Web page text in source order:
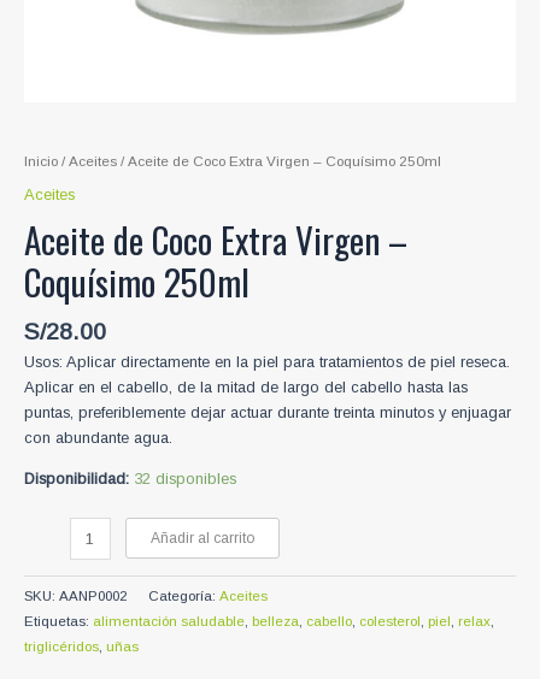
Inicio / Aceites / Aceite de Coco Extra Virgen – Coquísimo 250ml
Aceites
Aceite de Coco Extra Virgen –
Coquísimo 250ml
S/28.00
Usos: Aplicar directamente en la piel para tratamientos de piel reseca.
Aplicar en el cabello, de la mitad de largo del cabello hasta las
puntas, preferiblemente dejar actuar durante treinta minutos y enjuagar
con abundante agua.
Disponibilidad: 32 disponibles
Coco
Extra
Virgen
-
Añadir al carrito
SKU: AANP0002 Categoría: Aceites
Etiquetas: alimentación saludable belleza cabello colesterol piel relax
triglicéridos uñas